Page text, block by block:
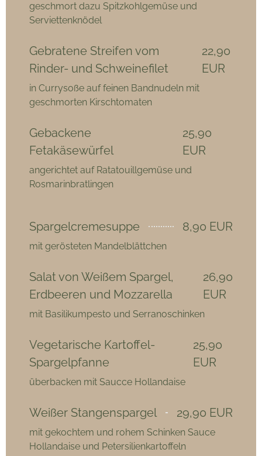
geschmort dazu Spitzkohlgemüse und
Serviettenknödel
Gebratene Streifen vom
Rinder- und Schweinefilet
22,90
EUR
in Currysoße auf feinen Bandnudeln mit
geschmorten Kirschtomaten
Gebackene
Fetakäsewürfel
25,90
EUR
angerichtet auf Ratatouillgemüse und
Rosmarinbratlingen
Spargelcremesuppe 8,90 EUR
mit gerösteten Mandelblättchen
Salat von Weißem Spargel,
Erdbeeren und Mozzarella
26,90
EUR
mit Basilikumpesto und Serranoschinken
Vegetarische Kartoffel-
Spargelpfanne
25,90
EUR
überbacken mit Saucce Hollandaise
Weißer Stangenspargel 29,90 EUR
mit gekochtem und rohem Schinken Sauce
Hollandaise und Petersilienkartoffeln